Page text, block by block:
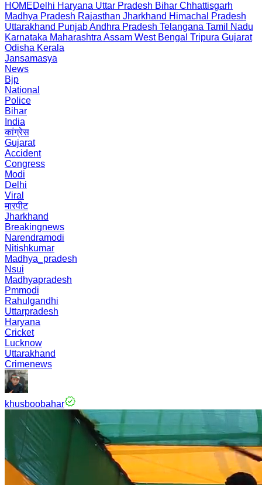
HOMEDelhi Haryana Uttar Pradesh Bihar Chhattisgarh
Madhya Pradesh Rajasthan Jharkhand Himachal Pradesh
Uttarakhand PunjabAndhra Pradesh Telangana Tamil Nadu
Karnataka Maharashtra Assam West Bengal Tripura Gujarat
Odisha Kerala
Jansamasya
News
Bjp
National
Police
Bihar
India
कांग्रेस
Gujarat
Accident
Congress
Modi
Delhi
Viral
मारपीट
Jharkhand
Breakingnews
Narendramodi
Nitishkumar
Madhya_pradesh
Nsui
Madhyapradesh
Pmmodi
Rahulgandhi
Uttarpradesh
Haryana
Cricket
Lucknow
Uttarakhand
Crimenews
khusboobahar